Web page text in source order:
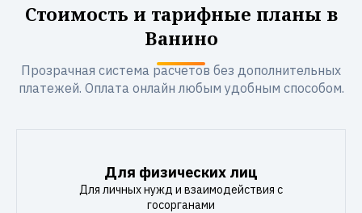
Стоимость и тарифные планы в
Ванино
Прозрачная система расчетов без дополнительных
платежей. Оплата онлайн любым удобным способом.
Для физических лиц
Для личных нужд и взаимодействия с
госорганами